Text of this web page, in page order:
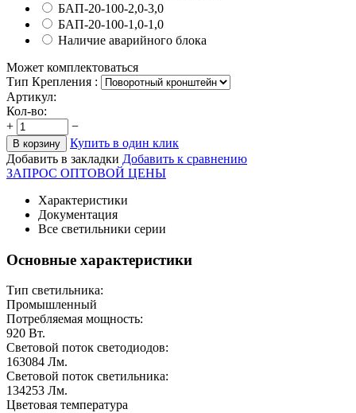
БАП-20-100-2,0-3,0
БАП-20-100-1,0-1,0
Наличие аварийного блока
Может комплектоваться
Тип Крепления :
Артикул:
Кол-во:
+
−
В корзину
Купить в один клик
Добавить в закладки Добавить к сравнению
ЗАПРОС ОПТОВОЙ ЦЕНЫ
Характеристики
Документация
Все светильники серии
Основные характеристики
Тип светильника:
Промышленный
Потребляемая мощность:
920 Вт.
Световой поток светодиодов:
163084 Лм.
Световой поток светильника:
134253 Лм.
Цветовая температура